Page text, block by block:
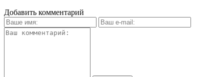
Добавить комментарий